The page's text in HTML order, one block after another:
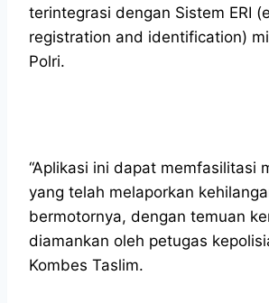
terintegrasi dengan Sistem ERI
registration and identification)
Polri.
“Aplikasi ini dapat memfasilitasi
yang telah melaporkan
bermotornya, dengan temuan
diamankan oleh petugas
Kombes Taslim.